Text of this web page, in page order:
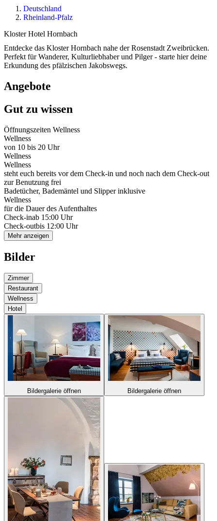
Deutschland
Rheinland-Pfalz
Kloster Hotel Hornbach
Entdecke das Kloster Hornbach nahe der Rosenstadt Zweibrücken.
Perfekt für Wanderer, Kulturliebhaber und Pilger - starte hier deine
Erkundung des pfälzischen Jakobswegs.
Angebote
Gut zu wissen
Öffnungszeiten Wellness
Wellness
von 10 bis 20 Uhr
Wellness
Wellness
steht euch bereits vor dem Check-in und noch nach dem Check-out
zur Benutzung frei
Badetücher, Bademäntel und Slipper inklusive
Wellness
für die Dauer des Aufenthaltes
Check-inab 15:00 Uhr
Check-outbis 12:00 Uhr
Mehr anzeigen
Bilder
Zimmer
Restaurant
Wellness
Hotel
Bildergalerie öffnen Bildergalerie öffnen